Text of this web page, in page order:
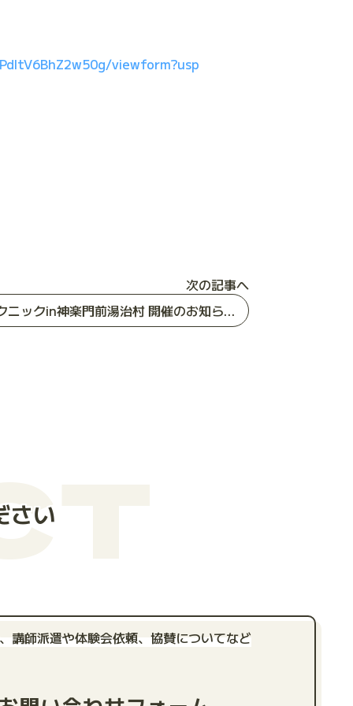
viewform?usp
次の記事へ
第4回ひろしまモルックピクニックin神楽門前湯治村 開催のお知らせ
さい
講師派遣や体験会依頼、協賛についてなど